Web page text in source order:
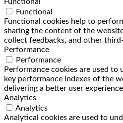
Functional
Functional cookies help to
sharing the content of the
collect feedbacks, and other
Performance
Performance
Performance cookies are used to
key performance indexes of the
delivering a better user
Analytics
Analytics
Analytical cookies are used to